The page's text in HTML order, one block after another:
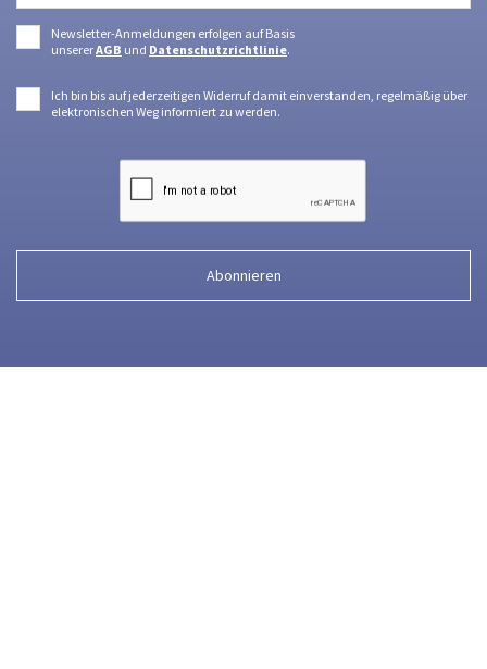
Newsletter-Anmeldungen erfolgen auf Basis
unsererAGB und Datenschutzrichtlinie.
Ich bin bis auf jederzeitigen Widerruf damit einverstanden, regelmäßig über
elektronischen Weg informiert zu werden.
Abonnieren